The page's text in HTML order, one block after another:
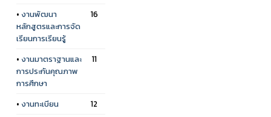
• งานพัฒนา
หลักสูตรและการจัด
เรียนการเรียนรู้
16
• งานมาตราฐานและ
การประกันคุณภาพ
การศึกษา
11
• งานทะเบียน
12